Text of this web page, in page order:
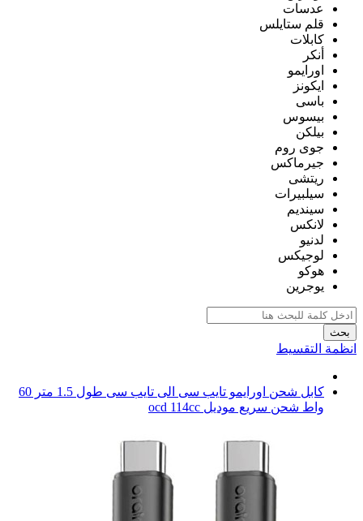
عدسات
قلم ستايلس
كابلات
أنكر
اورايمو
ايكونز
باسى
بيسوس
بيلكن
جوى روم
جيرماكس
ريتشى
سيلبيرات
سينديم
لانكس
لدنيو
لوجيكس
هوكو
يوجرين
بحث
انظمة التقسيط
كابل شحن اورايمو تايب سى الى تايب سى طول 1.5 متر 60
واط شحن سريع موديل ocd 114cc